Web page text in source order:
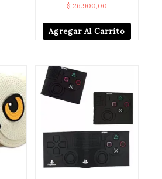
$ 26.900,00
Agregar Al Carrito